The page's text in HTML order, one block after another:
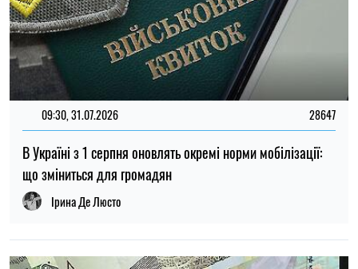
14:59, 05.08.2026
В Україні готують пенсійну реформу: що зміниться у
виплатах, накопиченнях та спеціальних пенсіях